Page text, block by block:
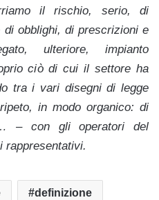
il rischio, serio, di
obblighi, di prescrizioni e
ulteriore, impianto
ciò di cui il settore ha
tra i vari disegni di legge
in modo organico: di
– con gli operatori del
rappresentativi.
definizione